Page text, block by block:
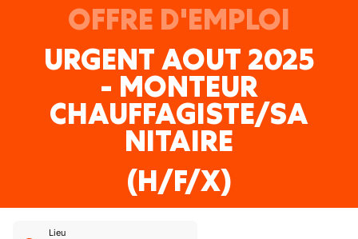
OFFRE D'EMPLOI
URGENT AOUT 2025
- MONTEUR
CHAUFFAGISTE/SA
NITAIRE
(H/F/X)
Lieu